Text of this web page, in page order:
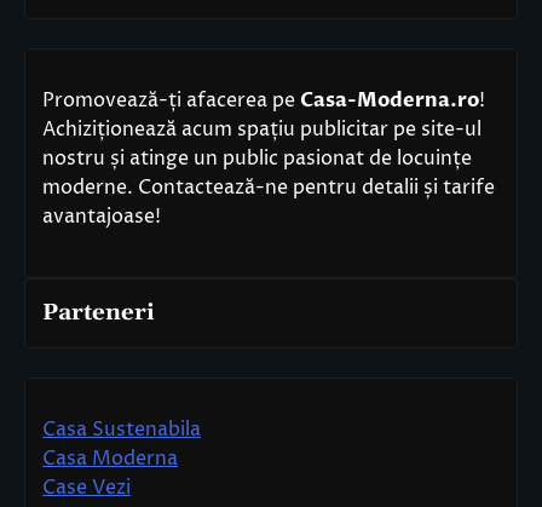
Promovează-ți afacerea pe Casa-Moderna.ro!
Achiziționează acum spațiu publicitar pe site-ul
nostru și atinge un public pasionat de locuințe
moderne. Contactează-ne pentru detalii și tarife
avantajoase!
Parteneri
Casa Sustenabila
Casa Moderna
Case Vezi